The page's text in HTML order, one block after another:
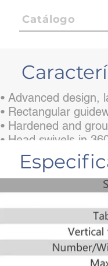
Catálogo
• Advanced design,
• Rectangular
• Hardened and
• Head swivels in